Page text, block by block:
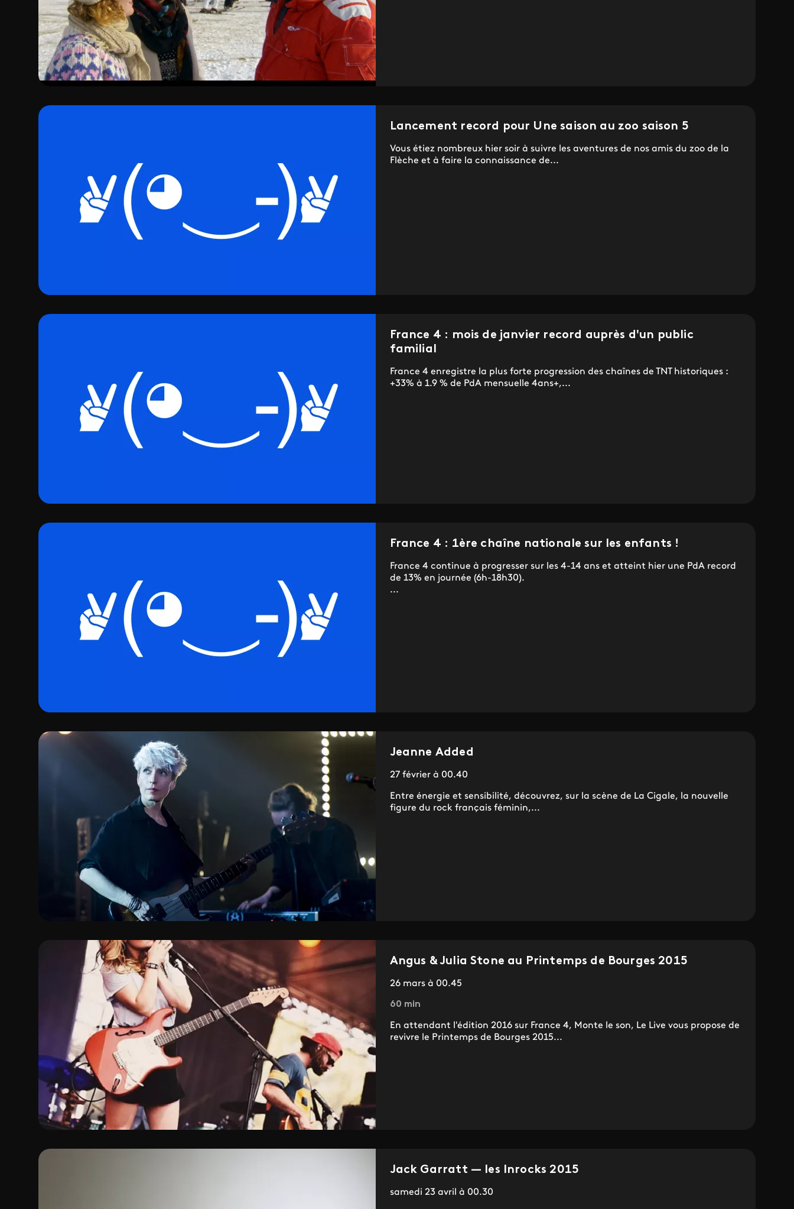
Lancement record pour Une saison au zoo saison 5
Vous étiez nombreux hier soir à suivre les aventures de nos amis du zoo de la
Flèche et à faire la connaissance de...
France 4 : mois de janvier record auprès d'un public
familial
France 4 enregistre la plus forte progression des chaînes de TNT historiques :
+33% à 1.9 % de PdA mensuelle 4ans+,...
France 4 : 1ère chaîne nationale sur les enfants !
France 4 continue à progresser sur les 4-14 ans et atteint hier une PdA record
de 13% en journée (6h-18h30).
...
Jeanne Added
27 février à 00.40
Entre énergie et sensibilité, découvrez, sur la scène de La Cigale, la nouvelle
figure du rock français féminin,...
Angus & Julia Stone au Printemps de Bourges 2015
26 mars à 00.45
60 min
En attendant l'édition 2016 sur France 4, Monte le son, Le Live vous propose de
revivre le Printemps de Bourges 2015...
Jack Garratt — les Inrocks 2015
samedi 23 avril à 00.30